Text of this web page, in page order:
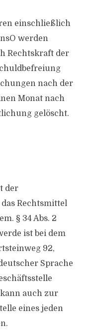
einschließlich
werden
Rechtskraft der
nach der
Monat nach
gelöscht.
der
Rechtsmittel
§ 34 Abs. 2
ist bei dem
92,
Sprache
auch zur
eines jeden